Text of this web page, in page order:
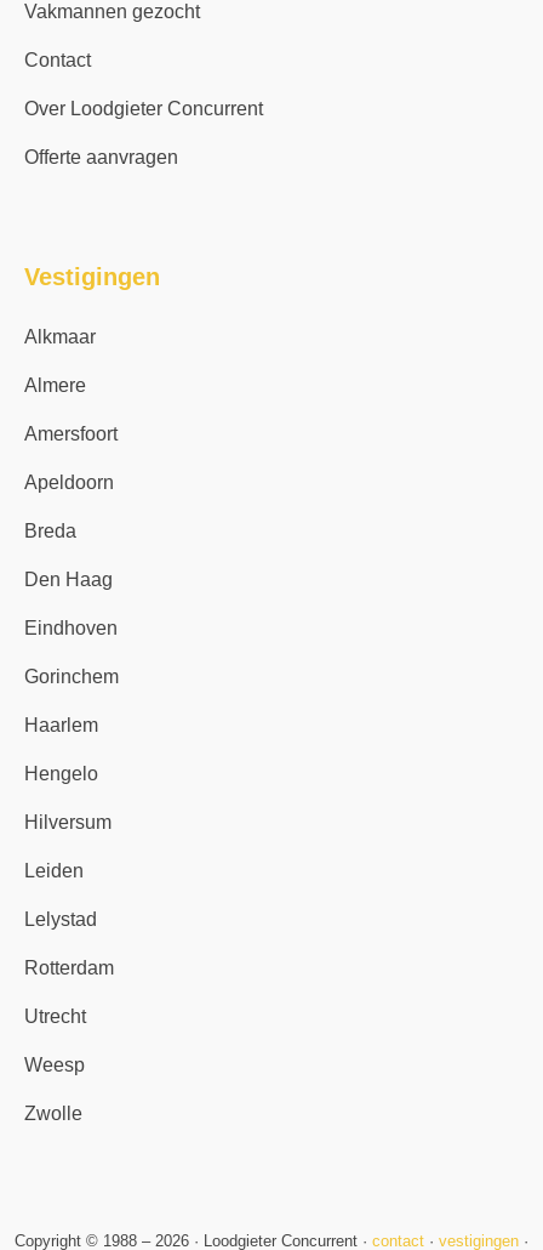
Vakmannen gezocht
Contact
Over Loodgieter Concurrent
Offerte aanvragen
Vestigingen
Alkmaar
Almere
Amersfoort
Apeldoorn
Breda
Den Haag
Eindhoven
Gorinchem
Haarlem
Hengelo
Hilversum
Leiden
Lelystad
Rotterdam
Utrecht
Weesp
Zwolle
Copyright © 1988 – 2026 · Loodgieter Concurrent · contact · vestigingen ·